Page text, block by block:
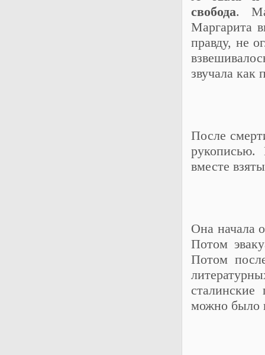
свобода.
Маргарита
правду, не
звучала как
После
вместе
Она начала
Потом
Потом
сталинские
можно было